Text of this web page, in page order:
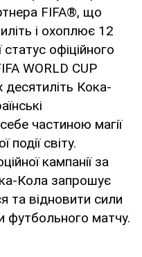
FIFA®, що
і охоплює 12
статус офіційного
WORLD CUP
Кока-
частиною магії
події світу.
кампанії за
Кола запрошує
та відновити сили
футбольного матчу.